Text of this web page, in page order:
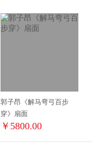
郭子昂《解马弯弓百步
穿》扇面
￥5800.00